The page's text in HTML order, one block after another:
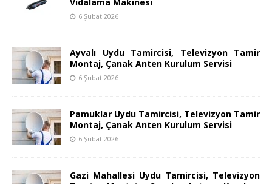
6 Şubat 2026
Ayvalı Uydu Tamircisi, Televizyon Tamir
Montaj, Çanak Anten Kurulum Servisi
6 Şubat 2026
Pamuklar Uydu Tamircisi, Televizyon Tamir
Montaj, Çanak Anten Kurulum Servisi
6 Şubat 2026
Gazi Mahallesi Uydu Tamircisi, Televizyon